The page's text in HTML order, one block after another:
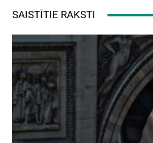
SAISTĪTIE RAKSTI